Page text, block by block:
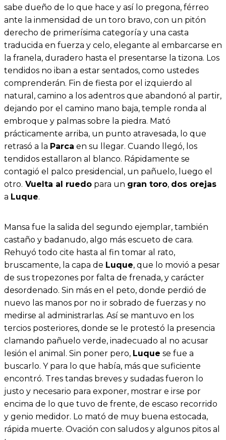
sabe dueño de lo que hace y así lo pregona, férreo
ante la inmensidad de un toro bravo, con un pitón
derecho de primerísima categoría y una casta
traducida en fuerza y celo, elegante al embarcarse en
la franela, duradero hasta el presentarse la tizona. Los
tendidos no iban a estar sentados, como ustedes
comprenderán. Fin de fiesta por el izquierdo al
natural, camino a los adentros que abandonó al partir,
dejando por el camino mano baja, temple ronda al
embroque y palmas sobre la piedra. Mató
prácticamente arriba, un punto atravesada, lo que
retrasó a la Parca en su llegar. Cuando llegó, los
tendidos estallaron al blanco. Rápidamente se
contagió el palco presidencial, un pañuelo, luego el
otro. Vuelta al ruedo para un gran toro, dos orejas
a Luque.
Mansa fue la salida del segundo ejemplar, también
castaño y badanudo, algo más escueto de cara.
Rehuyó todo cite hasta al fin tomar al rato,
bruscamente, la capa de Luque, que lo movió a pesar
de sus tropezones por falta de frenada, y carácter
desordenado. Sin más en el peto, donde perdió de
nuevo las manos por no ir sobrado de fuerzas y no
medirse al administrarlas. Así se mantuvo en los
tercios posteriores, donde se le protestó la presencia
clamando pañuelo verde, inadecuado al no acusar
lesión el animal. Sin poner pero, Luque se fue a
buscarlo. Y para lo que había, más que suficiente
encontró. Tres tandas breves y sudadas fueron lo
justo y necesario para exponer, mostrar e irse por
encima de lo que tuvo de frente, de escaso recorrido
y genio medidor. Lo mató de muy buena estocada,
rápida muerte. Ovación con saludos y algunos pitos al